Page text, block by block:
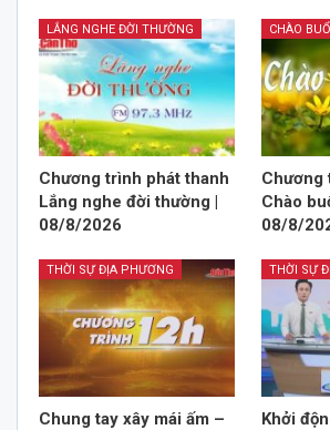
LẮNG NGHE ĐỜI THƯỜNG
Chương trình phát thanh
Lắng nghe đời thường |
08/8/2026
CHÀO
Chương
Chào
08/8/
THỜI SỰ ĐỊA PHƯƠNG
Chung tay xây mái ấm –
THỜI SỰ
Khởi